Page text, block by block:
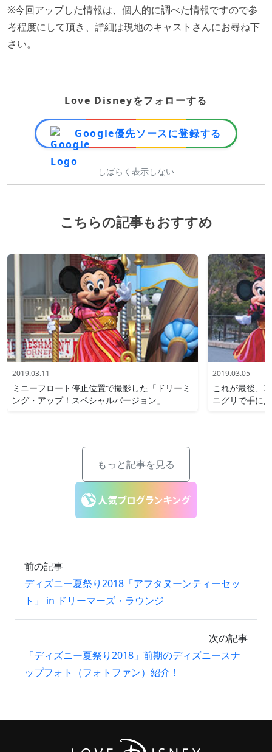
※今回アップした情報は、個人的に調べた情報ですので参
考程度にして頂き、詳細は現地のキャストさんにお尋ね下
さい。
Love Disneyをフォローする
Google優先ソースに登録する
しばらく表示しない
こちらの記事もおすすめ
2019.03.11
ミニーフロート停止位置で撮影した「ドリーミ
ング・アップ！スペシャルバージョン」
2019.03.05
これが最後、
ニグリで手に
もっと記事を見る
前の記事
ディズニー夏祭り2018「アフタヌーンティーセッ
ト」 in ドリーマーズ・ラウンジ
次の記事
「ディズニー夏祭り2018」前期のディズニースナ
ップフォト（フォトファン）紹介！